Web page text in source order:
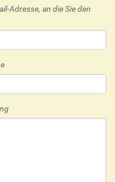
Adresse, an die Sie den